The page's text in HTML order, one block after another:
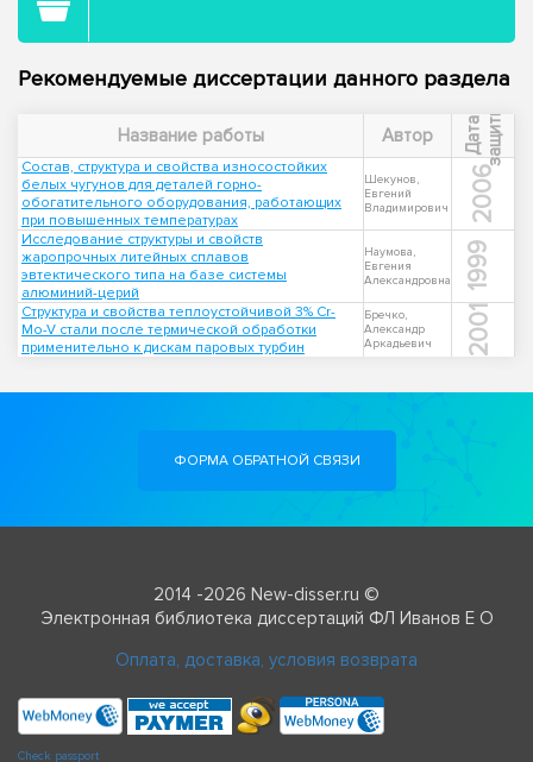
Рекомендуемые диссертации данного раздела
Название работы Автор Д
а
т
а
з
а
щ
и
т ы
Состав, структура и свойства износостойких
белых чугунов для деталей горно-
обогатительного оборудования, работающих
при повышенных температурах
Шекунов,
Евгений
Владимирович
2006
Исследование структуры и свойств
жаропрочных литейных сплавов
эвтектического типа на базе системы
алюминий-церий
Наумова,
Евгения
Александровна
1999
Структура и свойства теплоустойчивой 3% Cr-
Mo-V стали после термической обработки
применительно к дискам паровых турбин
Бречко,
Александр
Аркадьевич
2001
ФОРМА ОБРАТНОЙ СВЯЗИ
2014 -2026 New-disser.ru ©
Электронная библиотека диссертаций ФЛ Иванов Е О
Оплата, доставка, условия возврата
Check passport